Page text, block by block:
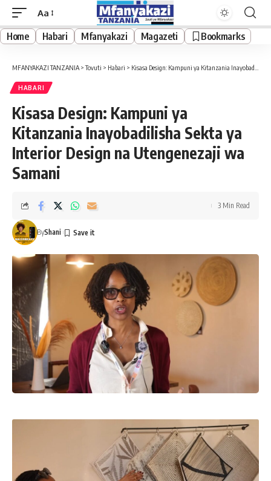
Font
Resizer
Aa
Home Habari Mfanyakazi Magazeti Bookmarks
MFANYAKAZI TANZANIA >Tovuti > Habari > Kisasa Design: Kampuni ya Kitanzania Inayobadilisha Sekta ya Interior Design na Utengenezaji wa Samani
HABARI
Kisasa Design: Kampuni ya
Kitanzania Inayobadilisha Sekta ya
Interior Design na Utengenezaji wa
Samani
ByShani
3 Min Read